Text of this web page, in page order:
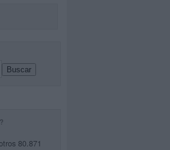
Buscar
80.871